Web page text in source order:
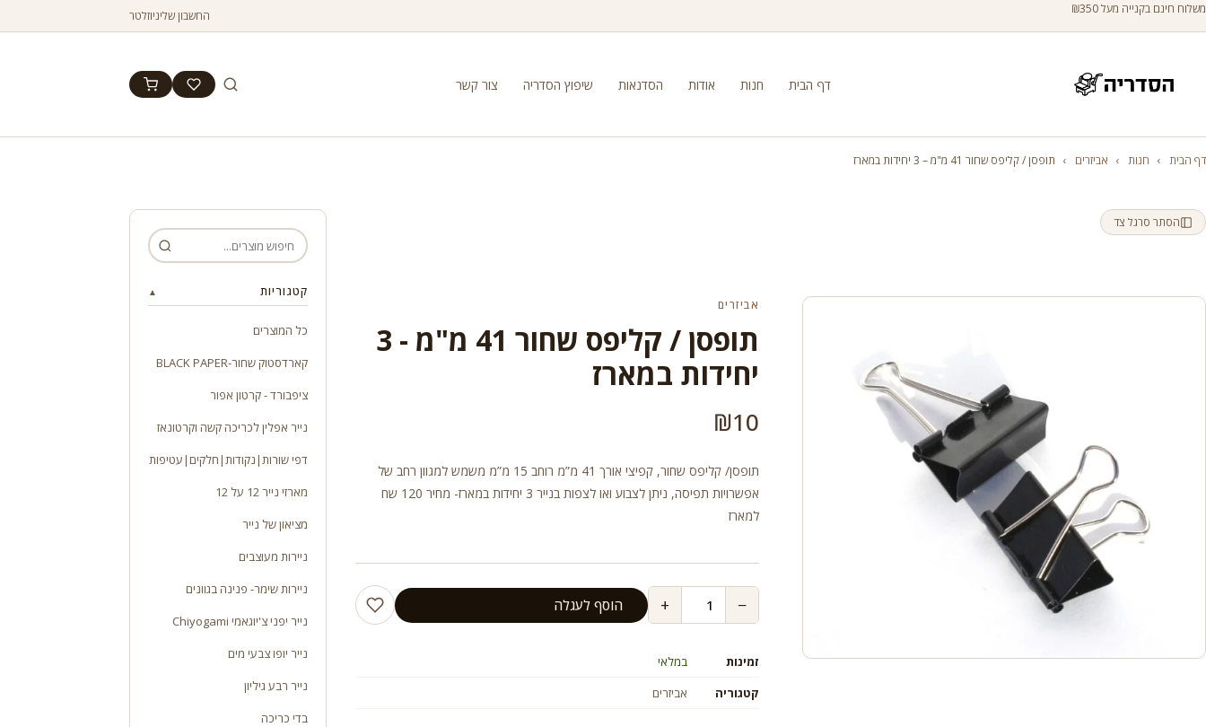
משלוח חינם בקנייה מעל ₪350 החשבון שליניוזלטר
דף הבית חנות אודות הסדנאות שיפוץ הסדריה צור קשר
דף הבית › חנות › אביזרים › תופסן / קליפס שחור 41 מ"מ – 3 יחידות במארז
הסתר סרגל צד
אביזרים
תופסן / קליפס שחור 41 מ"מ - 3
יחידות במארז
₪10
תופסן/ קליפס שחור, קפיצי אורך 41 מ”מ רוחב 15 מ”מ משמש למגוון רחב של
אפשרויות תפיסה, ניתן לצבוע ואו לצפות בנייר 3 יחידות במארז- מחיר 120 שח
למארז
−
+ הוסף לעגלה
זמינות
במלאי
קטגוריה
אביזרים
קטגוריות ▲
כל המוצרים
קארדסטוק שחור-BLACK PAPER
ציפבורד - קרטון אפור
נייר אפלין לכריכה קשה וקרטונאז
דפי שורות|נקודות|חלקים|עטיפות
מארזי נייר 12 על 12
מציאון של נייר
ניירות מעוצבים
ניירות שימר- פנינה בגוונים
נייר יפני צ'יוגאמי Chiyogami
נייר יופו צבעי מים
נייר רבע גיליון
בדי כריכה